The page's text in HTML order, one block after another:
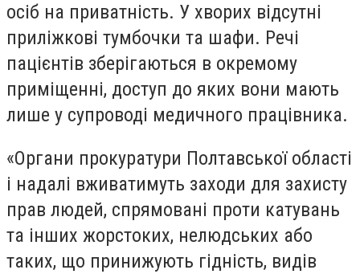
осіб на приватність. У хворих відсутні
приліжкові тумбочки та шафи. Речі
пацієнтів зберігаються в окремому
приміщенні, доступ до яких вони мають
лише у супроводі медичного працівника.
«Органи прокуратури Полтавської області
і надалі вживатимуть заходи для захисту
прав людей, спрямовані проти катувань
та інших жорстоких, нелюдських або
таких, що принижують гідність, видів